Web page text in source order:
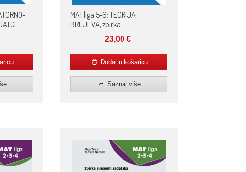
MAT liga 5-6: TEORIJA
BROJEVA, zbirka
23,00€
Dodaj u košaricu
Saznaj više